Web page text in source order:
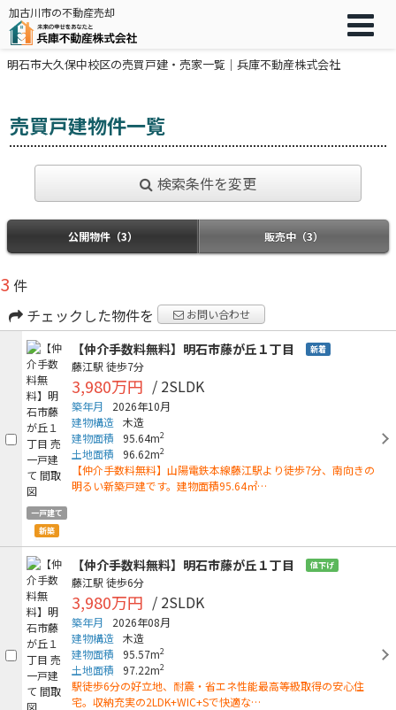
加古川市の不動産売却
明石市大久保中校区の売買戸建・売家一覧｜兵庫不動産株式会社
売買戸建物件一覧
検索条件を変更
公開物件（3） 販売中（3）
3 件
チェックした物件を
お問い合わせ
一戸建て
新築
【仲介手数料無料】明石市藤が丘１丁目 新着
藤江駅 徒歩7分
3,980万円 / 2SLDK
築年月
2026年10月
建物構造 木造
建物面積
95.64m2
土地面積 96.62m2
【仲介手数料無料】山陽電鉄本線藤江駅より徒歩7分、南向きの
明るい新築戸建です。建物面積95.64㎡…
【仲介手数料無料】明石市藤が丘１丁目 値下げ
藤江駅 徒歩6分
3,980万円 / 2SLDK
築年月
2026年08月
建物構造 木造
建物面積
95.57m2
土地面積 97.22m2
駅徒歩6分の好立地、耐震・省エネ性能最高等級取得の安心住
宅。収納充実の2LDK+WIC+Sで快適な…